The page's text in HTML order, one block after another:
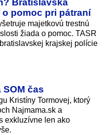
Bratislavská
pomoc pri pátraní
majetkovú trestnú
žiada o pomoc. TASR
krajskej polície
čas
Kristíny Tormovej, ktorý
Najmama.sk a
exkluzívne len ako